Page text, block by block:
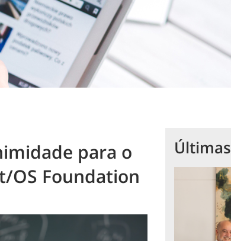
para o
OS Foundation